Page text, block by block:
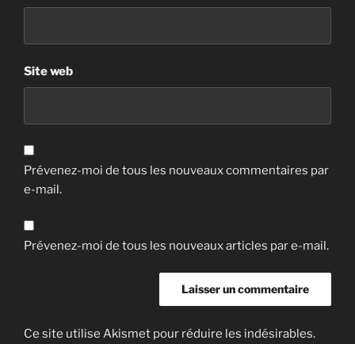
Site web
Prévenez-moi de tous les nouveaux commentaires par
e-mail.
Prévenez-moi de tous les nouveaux articles par e-mail.
Ce site utilise Akismet pour réduire les indésirables.